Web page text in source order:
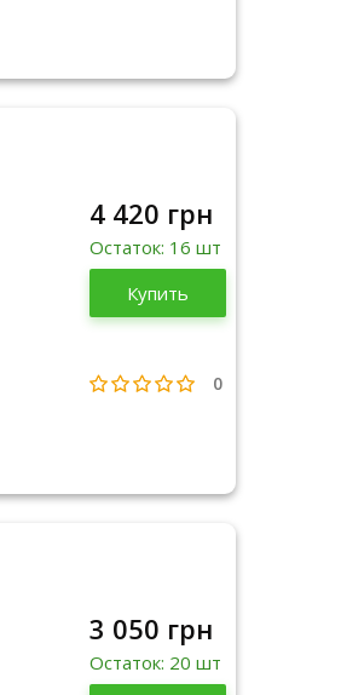
Сербия
2026
4 420 грн
Остаток: 16 шт
Купить
0
3 050 грн
Остаток: 20 шт